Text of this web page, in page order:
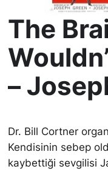
The
–
Dr. Bill Cortner
Kendisinin sebep
kaybettiği sevgilisi